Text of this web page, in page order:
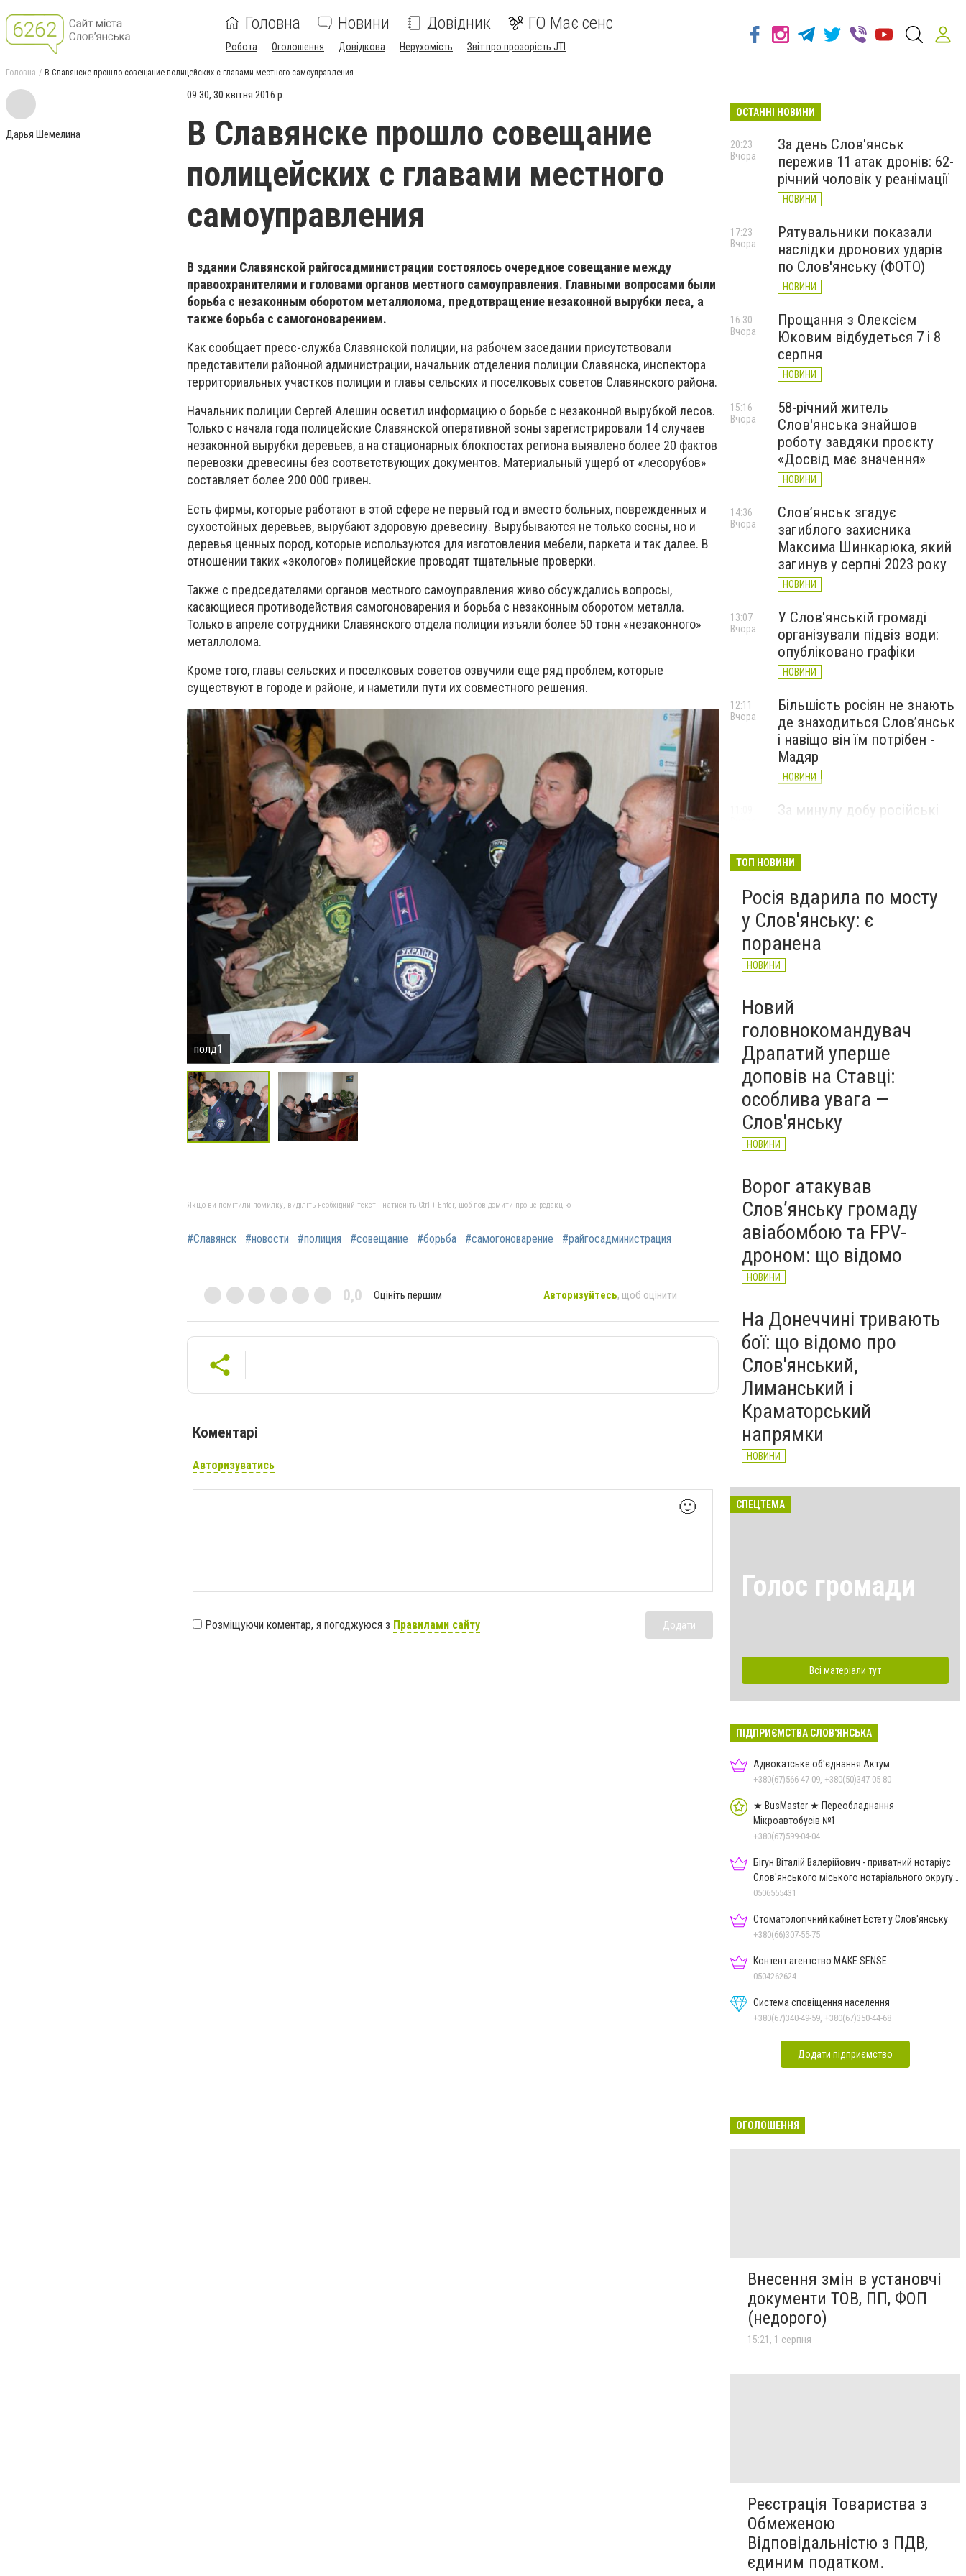
Головна Новини Довідник ГО Має сенс
Робота Оголошення Довідкова Нерухомість Звіт про прозорість JTI
Головна В Славянске прошло совещание полицейских с главами местного самоуправления
Дарья Шемелина
09:30, 30 квітня 2016 р.
В Славянске прошло совещание
полицейских с главами местного
самоуправления
В здании Славянской райгосадминистрации состоялось очередное совещание между
правоохранителями и головами органов местного самоуправления. Главными вопросами были
борьба с незаконным оборотом металлолома, предотвращение незаконной вырубки леса, а
также борьба с самогоноварением.
Как сообщает пресс-служба Славянской полиции, на рабочем заседании присутствовали
представители районной администрации, начальник отделения полиции Славянска, инспектора
территориальных участков полиции и главы сельских и поселковых советов Славянского района.
Начальник полиции Сергей Алешин осветил информацию о борьбе с незаконной вырубкой лесов.
Только с начала года полицейские Славянской оперативной зоны зарегистрировали 14 случаев
незаконной вырубки деревьев, а на стационарных блокпостах региона выявлено более 20 фактов
перевозки древесины без соответствующих документов. Материальный ущерб от «лесорубов»
составляет более 200 000 гривен.
Есть фирмы, которые работают в этой сфере не первый год и вместо больных, поврежденных и
сухостойных деревьев, вырубают здоровую древесину. Вырубываются не только сосны, но и
деревья ценных пород, которые используются для изготовления мебели, паркета и так далее. В
отношении таких «экологов» полицейские проводят тщательные проверки.
Также с председателями органов местного самоуправления живо обсуждались вопросы,
касающиеся противодействия самогоноварения и борьба с незаконным оборотом металла.
Только в апреле сотрудники Славянского отдела полиции изъяли более 50 тонн «незаконного»
металлолома.
Кроме того, главы сельских и поселковых советов озвучили еще ряд проблем, которые
существуют в городе и районе, и наметили пути их совместного решения.
полд1 полд2
Якщо ви помітили помилку, виділіть необхідний текст і натисніть Ctrl + Enter, щоб повідомити про це редакцію
#Славянск #новости #полиция #совещание #борьба #самогоноварение #райгосадминистрация
0,0 Оцініть першим Авторизуйтесь, щоб оцінити
Коментарі
Авторизуватись
🙂
Розміщуючи коментар, я погоджуюся з Правилами сайту Додати
ОСТАННІ НОВИНИ
За день Слов'янськ
пережив 11 атак дронів: 62-
річний чоловік у реанімації
НОВИНИ
20:23
Вчора
Рятувальники показали
наслідки дронових ударів
по Слов'янську (ФОТО)
НОВИНИ
17:23
Вчора
Прощання з Олексієм
Юковим відбудеться 7 і 8
серпня
НОВИНИ
16:30
Вчора
58-річний житель
Слов'янська знайшов
роботу завдяки проєкту
«Досвід має значення»
НОВИНИ
15:16
Вчора
Слов’янськ згадує
загиблого захисника
Максима Шинкарюка, який
загинув у серпні 2023 року
НОВИНИ
14:36
Вчора
У Слов'янській громаді
організували підвіз води:
опубліковано графіки
НОВИНИ
13:07
Вчора
Більшість росіян не знають
де знаходиться Слов’янськ
і навіщо він їм потрібен -
Мадяр
НОВИНИ
12:11
Вчора
За минулу добу російські
великої війни: 6 серпня
ТОП НОВИНИ
Росія вдарила по мосту
у Слов'янську: є
поранена
НОВИНИ
Новий
головнокомандувач
Драпатий уперше
доповів на Ставці:
особлива увага —
Слов'янську
НОВИНИ
Ворог атакував
Слов’янську громаду
авіабомбою та FPV-
дроном: що відомо
НОВИНИ
На Донеччині тривають
бої: що відомо про
Слов'янський,
Лиманський і
Краматорський
напрямки
НОВИНИ
СПЕЦТЕМА
Голос громади
Всі матеріали тут
ПІДПРИЄМСТВА СЛОВ'ЯНСЬКА
Адвокатське об'єднання Актум
+380(67)566-47-09, +380(50)347-05-80
★ BusMaster ★ Переобладнання
Мікроавтобусів №1
+380(67)599-04-04
Бігун Віталій Валерійович - приватний нотаріус
Слов'янського міського нотаріального округу
Дон.обл.
0506555431
Стоматологічний кабінет Естет у Слов'янську
+380(66)307-55-75
Контент агентство MAKE SENSE
0504262624
Система сповіщення населення
+380(67)340-49-59, +380(67)350-44-68
Додати підприємство
ОГОЛОШЕННЯ
Внесення змін в установчі
документи ТОВ, ПП, ФОП
(недорого)
15:21, 1 серпня
Реєстрація Товариства з
Обмеженою
Відповідальністю з ПДВ,
єдиним податком.